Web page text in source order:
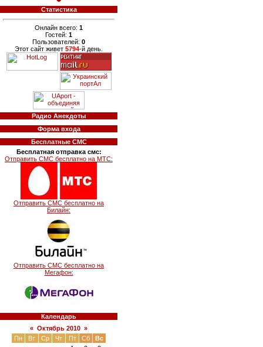
Статистика
Онлайн всего: 1
Гостей: 1
Пользователей: 0
Этот сайт живет 5794-й день.
Радио Анекдоты
Форма входа
Бесплатные СМС
Бесплатная отправка смс:
Отправить СМС бесплатно на МТС:
Отправить СМС бесплатно на
Билайн:
Отправить СМС бесплатно на
Мегафон:
Календарь
« Октябрь 2010 »
Пн
Вт Ср Чт Пт Сб
Вс